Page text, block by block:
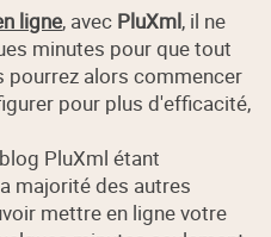
ligne, avec PluXml, il ne
minutes pour que tout
pourrez alors commencer
pour plus d'efficacité,
PluXml étant
majorité des autres
mettre en ligne votre